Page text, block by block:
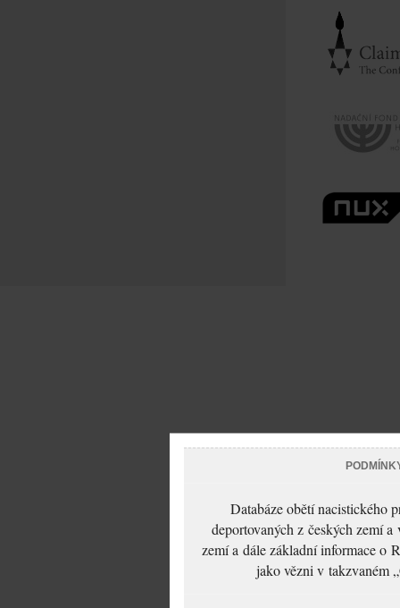
Databáze obětí nacistického
deportovaných z českých zemí
zemí a dále základní informace o
jako vězni v takzvaném